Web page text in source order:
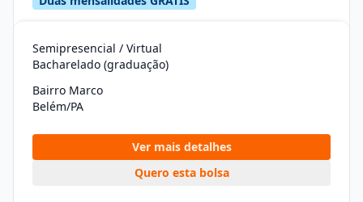
Semipresencial / Virtual
Bacharelado (graduação)
Bairro Marco
Belém/PA
Ver mais detalhes
Quero esta bolsa